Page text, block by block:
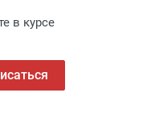
в курсе